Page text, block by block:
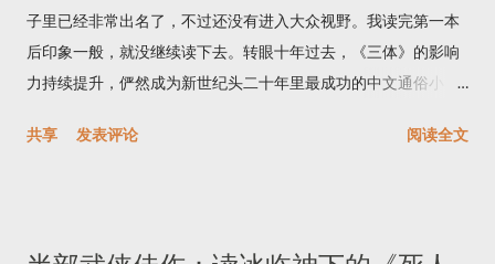
仿佛真的是克劳狄乌斯向读者娓娓道来。第一人称也有缺点，不
过都被作者有技巧地避过了。第一个缺点是叙事效率低，为了纠
正这一缺点，作者有时让克劳狄乌斯成了全知全能的叙事者：既
不足为奇了。第二个缺点则是客观性差，说到叙事者自己身上的
子里已经非常出名了，不过还没有进入大众视野。我读完第一本
后印象一般，就没继续读下去。转眼十年过去，《三体》的影响
力持续提升，俨然成为新世纪头二十年里最成功的中文通俗小
《三体》书迷，搞得没读完全书的我似乎成了异类。为了搞懂
共享 发表评论 阅读全文